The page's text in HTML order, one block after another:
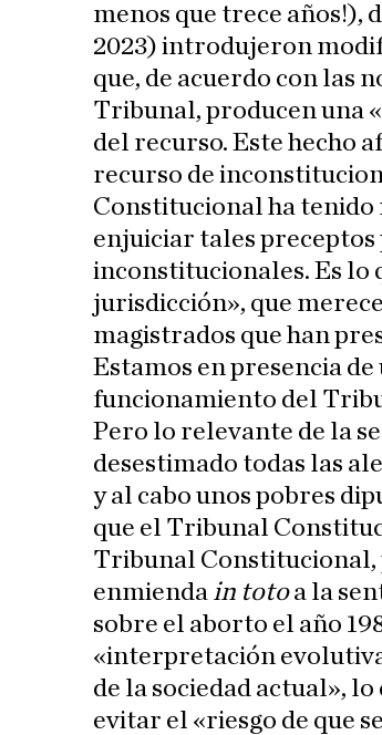
menos que trece años!),
2023) introdujeron
que, de acuerdo con las
Tribunal, producen una
del recurso. Este hecho
recurso de
Constitucional ha
enjuiciar tales
inconstitucionales. Es lo
jurisdicción», que
magistrados que han
Estamos en presencia
funcionamiento del
Pero lo relevante de la
desestimado todas las
y al cabo unos pobres
que el Tribunal
Tribunal Constitucional,
enmienda in totoa la
sobre el aborto el año
«interpretación
de la sociedad actual»,
evitar el «riesgo de que